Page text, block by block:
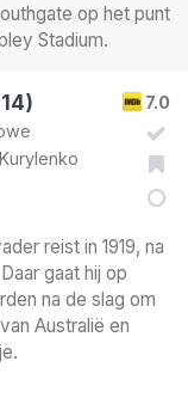
op het punt
Stadium.
7.0
reist in 1919, na
gaat hij op
na de slag om
Australië en